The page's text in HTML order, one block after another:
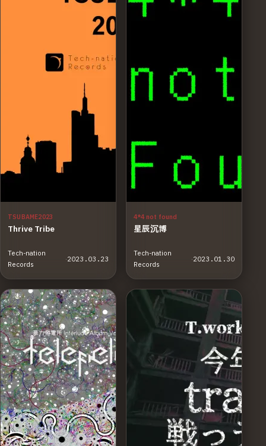
TSUBAME2023
Thrive Tribe
Tech-nation
Records
·2023.03.23
4*4 not found
星辰沉博
Tech-nation
Records
·2023.01.30